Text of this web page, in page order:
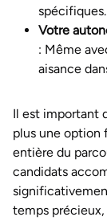
spécifiques.
Votre
: Même
aisance
Il est important
plus une option
entière du
candidats
temps